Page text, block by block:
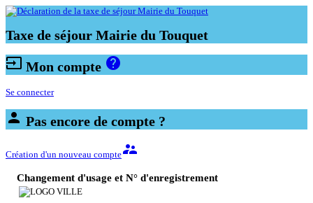
Taxe de séjour Mairie du Touquet
input Mon compte help
Se connecter
person Pas encore de compte ?
Création d'un nouveau comptesupervisor_account
Changement d'usage et N° d'enregistrement